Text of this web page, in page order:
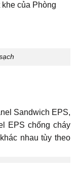
của Phòng
Sandwich EPS,
EPS chống cháy
nhau tùy theo